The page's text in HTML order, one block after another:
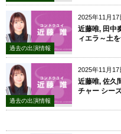
2025年11月17
過去の出演情報
近藤唯, 田
ィエラ～土
2025年11月17
過去の出演情報
近藤唯, 佐久
チャー シー